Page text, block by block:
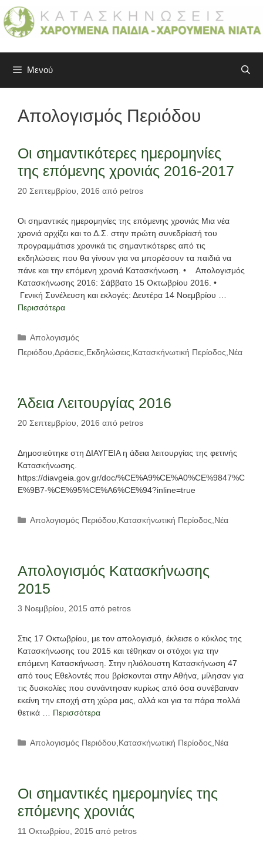
Μετάβαση
σε
περιεχόμενο
Μενού
Απολογισμός Περιόδου
Οι σημαντικότερες ημερομηνίες
της επόμενης χρονιάς 2016-2017
20 Σεπτεμβρίου, 2016 από petros
Οι σημαντικές ημερομηνίες της επόμενης χρονιάς Μια νέα
χρονιά αρχίζει και το Δ.Σ. στην πρώτη συνεδρίασή του
προγραμμάτισε χρονικά τις σημαντικότερες από τις
εκδηλώσεις που θα γίνουν για να μπορέσουν τα παιδιά να
πάνε και την επόμενη χρονιά Κατασκήνωση. • Απολογισμός
Κατασκήνωσης 2016: Σάββατο 15 Οκτωβρίου 2016. •
Γενική Συνέλευση και εκλογές: Δευτέρα 14 Νοεμβρίου …
Περισσότερα
Κατηγορίες
Απολογισμός
Περιόδου Δράσεις Εκδηλώσεις Κατασκήνωτική Περίοδος Νέα
Άδεια Λειτουργίας 2016
20 Σεπτεμβρίου, 2016 από petros
Δημοσιεύτηκε στη ΔΙΑΥΓΕΙΑ η άδεια λειτουργίας της φετινής
Κατασκήνωσης.
https://diavgeia.gov.gr/doc/%CE%A9%CE%A0%CE%9847%C
E%9B7-%CE%95%CE%A6%CE%94?inline=true
Κατηγορίες
Απολογισμός Περιόδου Κατασκήνωτική Περίοδος Νέα
Απολογισμός Κατασκήνωσης
2015
3 Νοεμβρίου, 2015 από petros
Στις 17 Οκτωβρίου, με τον απολογισμό, έκλεισε ο κύκλος της
Κατασκήνωσης του 2015 και τέθηκαν οι στόχοι για την
επόμενη Κατασκήνωση. Στην ηλιόλουστη Κατασκήνωση 47
από τους Εθελοντές που βρίσκονται στην Αθήνα, μίλησαν για
τις δυσκολίες που συνάντησαν κυρίως από όσα συνέβαιναν
εκείνη την εποχή στη χώρα μας, αλλά και για τα πάρα πολλά
θετικά … Περισσότερα
Κατηγορίες
Απολογισμός Περιόδου Κατασκήνωτική Περίοδος Νέα
Οι σημαντικές ημερομηνίες της
επόμενης χρονιάς
11 Οκτωβρίου, 2015 από petros